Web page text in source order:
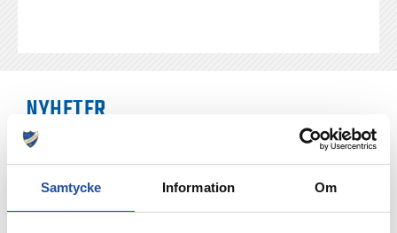
Samtycke Information Om
NYHETER